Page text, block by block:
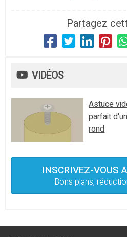
Partagez
VIDÉOS
Astuce
parfait
rond
INSCRIVEZ-VOUS
Bons plans,